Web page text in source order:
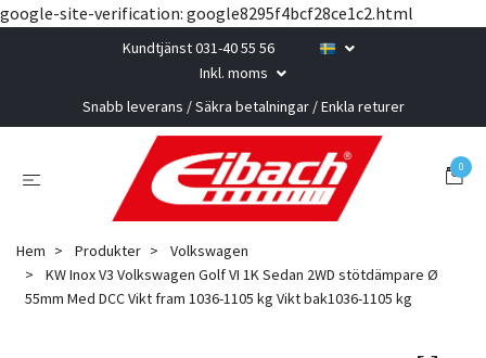
google-site-verification: google8295f4bcf28ce1c2.html
Kundtjänst 031-40 55 56
Inkl. moms
Snabb leverans / Säkra betalningar / Enkla returer
0
Hem Produkter
Volkswagen
KW Inox V3 Volkswagen Golf VI 1K Sedan 2WD stötdämpare Ø
55mm Med DCC Vikt fram 1036-1105 kg Vikt bak1036-1105 kg